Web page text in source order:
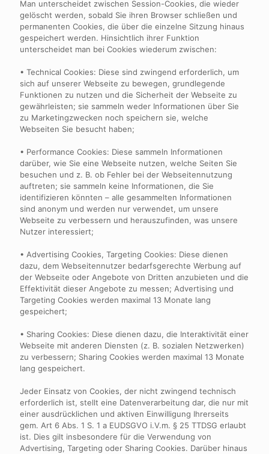
Man unterscheidet zwischen Session-Cookies, die wieder
gelöscht werden, sobald Sie ihren Browser schließen und
permanenten Cookies, die über die einzelne Sitzung hinaus
gespeichert werden. Hinsichtlich ihrer Funktion
unterscheidet man bei Cookies wiederum zwischen:
• Technical Cookies: Diese sind zwingend erforderlich, um
sich auf unserer Webseite zu bewegen, grundlegende
Funktionen zu nutzen und die Sicherheit der Webseite zu
gewährleisten; sie sammeln weder Informationen über Sie
zu Marketingzwecken noch speichern sie, welche
Webseiten Sie besucht haben;
• Performance Cookies: Diese sammeln Informationen
darüber, wie Sie eine Webseite nutzen, welche Seiten Sie
besuchen und z. B. ob Fehler bei der Webseitennutzung
auftreten; sie sammeln keine Informationen, die Sie
identifizieren könnten – alle gesammelten Informationen
sind anonym und werden nur verwendet, um unsere
Webseite zu verbessern und herauszufinden, was unsere
Nutzer interessiert;
• Advertising Cookies, Targeting Cookies: Diese dienen
dazu, dem Webseitennutzer bedarfsgerechte Werbung auf
der Webseite oder Angebote von Dritten anzubieten und die
Effektivität dieser Angebote zu messen; Advertising und
Targeting Cookies werden maximal 13 Monate lang
gespeichert;
• Sharing Cookies: Diese dienen dazu, die Interaktivität einer
Webseite mit anderen Diensten (z. B. sozialen Netzwerken)
zu verbessern; Sharing Cookies werden maximal 13 Monate
lang gespeichert.
Jeder Einsatz von Cookies, der nicht zwingend technisch
erforderlich ist, stellt eine Datenverarbeitung dar, die nur mit
einer ausdrücklichen und aktiven Einwilligung Ihrerseits
gem. Art 6 Abs. 1 S. 1 a EUDSGVO i.V.m. § 25 TTDSG erlaubt
ist. Dies gilt insbesondere für die Verwendung von
Advertising, Targeting oder Sharing Cookies. Darüber hinaus